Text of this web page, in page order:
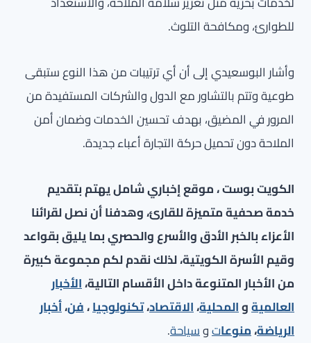
للطوارئ، ومكافحة التلوث.
وأشار البوسعيدي إلى أن أي ترتيبات من هذا النوع ستبقى
طوعية وتتم بالتشاور مع الدول والشركات المستفيدة من
المرور في المضيق، بهدف تحسين الخدمات وضمان أمن
الملاحة دون تحميل حركة التجارة أعباء جديدة.
الكويت بوست ، موقع إخباري شامل يهتم بتقديم
خدمة صحفية متميزة للقارئ، وهدفنا أن نصل لقرائنا
الأعزاء بالخبر الأدق والأسرع والحصري بما يليق بقواعد
وقيم الأسرة الكويتية، لذلك نقدم لكم مجموعة كبيرة
من الأخبار المتنوعة داخل الأقسام التالية،الأخبار
العالميةوالمحلية،الاقتصاد،تكنولوجيا،فن،أخبار
الرياضة،منوعاتوسياحة.